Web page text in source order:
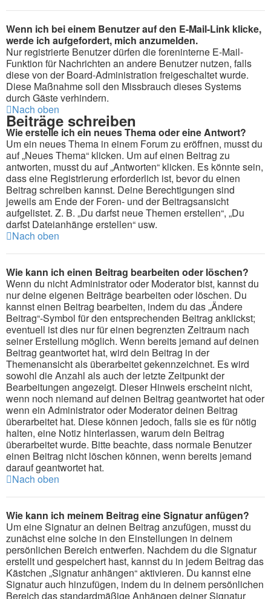
Wenn ich bei einem Benutzer auf den E-Mail-Link klicke,
werde ich aufgefordert, mich anzumelden.
Nur registrierte Benutzer dürfen die foreninterne E-Mail-
Funktion für Nachrichten an andere Benutzer nutzen, falls
diese von der Board-Administration freigeschaltet wurde.
Diese Maßnahme soll den Missbrauch dieses Systems
durch Gäste verhindern.
Nach oben
Beiträge schreiben
Wie erstelle ich ein neues Thema oder eine Antwort?
Um ein neues Thema in einem Forum zu eröffnen, musst du
auf „Neues Thema“ klicken. Um auf einen Beitrag zu
antworten, musst du auf „Antworten“ klicken. Es könnte sein,
dass eine Registrierung erforderlich ist, bevor du einen
Beitrag schreiben kannst. Deine Berechtigungen sind
jeweils am Ende der Foren- und der Beitragsansicht
aufgelistet. Z. B. „Du darfst neue Themen erstellen“, „Du
darfst Dateianhänge erstellen“ usw.
Nach oben
Wie kann ich einen Beitrag bearbeiten oder löschen?
Wenn du nicht Administrator oder Moderator bist, kannst du
nur deine eigenen Beiträge bearbeiten oder löschen. Du
kannst einen Beitrag bearbeiten, indem du das „Ändere
Beitrag“-Symbol für den entsprechenden Beitrag anklickst;
eventuell ist dies nur für einen begrenzten Zeitraum nach
seiner Erstellung möglich. Wenn bereits jemand auf deinen
Beitrag geantwortet hat, wird dein Beitrag in der
Themenansicht als überarbeitet gekennzeichnet. Es wird
sowohl die Anzahl als auch der letzte Zeitpunkt der
Bearbeitungen angezeigt. Dieser Hinweis erscheint nicht,
wenn noch niemand auf deinen Beitrag geantwortet hat oder
wenn ein Administrator oder Moderator deinen Beitrag
überarbeitet hat. Diese können jedoch, falls sie es für nötig
halten, eine Notiz hinterlassen, warum dein Beitrag
überarbeitet wurde. Bitte beachte, dass normale Benutzer
einen Beitrag nicht löschen können, wenn bereits jemand
darauf geantwortet hat.
Nach oben
Wie kann ich meinem Beitrag eine Signatur anfügen?
Um eine Signatur an deinen Beitrag anzufügen, musst du
zunächst eine solche in den Einstellungen in deinem
persönlichen Bereich entwerfen. Nachdem du die Signatur
erstellt und gespeichert hast, kannst du in jedem Beitrag das
Kästchen „Signatur anhängen“ aktivieren. Du kannst eine
Signatur auch hinzufügen, indem du in deinem persönlichen
Bereich das standardmäßige Anhängen deiner Signatur